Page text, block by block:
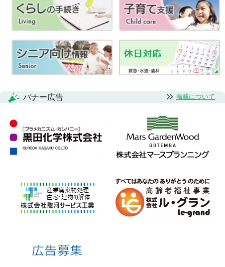
バナー広告 掲載について